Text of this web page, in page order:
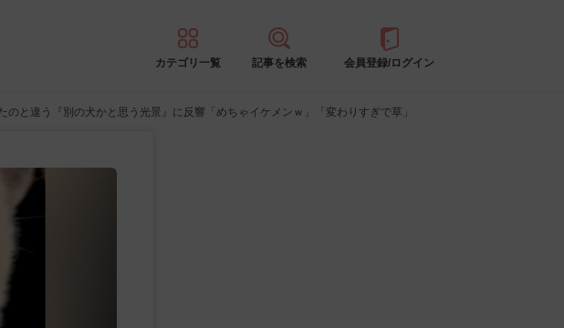
カテゴリ一覧 記事を検索 会員登録/ログイン
と違う『別の犬かと思う光景』に反響「めちゃイケメンｗ」「変わりすぎで草」